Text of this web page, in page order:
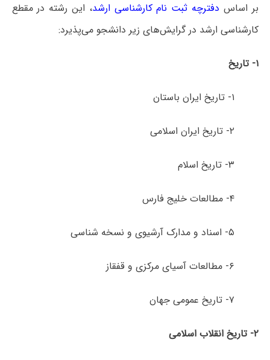
بر اساس دفترچه ثبت نام کارشناسی ارشد، این رشته در مقطع
کارشناسی ارشد در گرایش‌های زیر دانشجو می‌پذیرد:
۱- تاریخ
۱- تاریخ ایران باستان
۲- تاریخ ایران اسلامی
۳- تاریخ اسلام
۴- مطالعات خلیج فارس
۵- اسناد و مدارک آرشیوی و نسخه ­شناسی
۶- مطالعات آسیای مرکزی و قفقاز
۷- تاریخ عمومی جهان
۲- تاریخ انقلاب اسلامی